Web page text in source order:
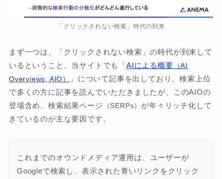
「クリックされない検索」時代の到来
まず一つは、「クリックされない検索」の時代が到来して
いるということ。当サイトでも「AIによる概要 （AI
Overviews, AIO）
」について記事を出しており、検索上位
で多くの方に記事を読んでいただきましたが、このAIOの
登場含め、検索結果ページ
（SERPs） が年々リッチ化して
きているのが主な要因です。
これまでのオウンドメディア運用は、ユーザーが
Googleで検索し、表示された青いリンクをクリック